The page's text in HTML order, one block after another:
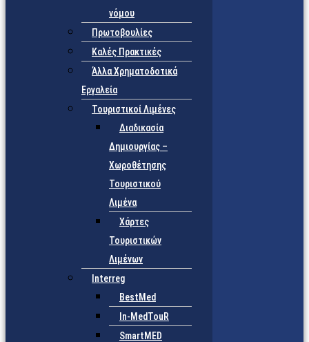
νόμου
Πρωτοβουλίες
Καλές Πρακτικές
Άλλα Χρηματοδοτικά
Εργαλεία
Τουριστικοί Λιμένες
Διαδικασία
Δημιουργίας –
Χωροθέτησης
Τουριστικού
Λιμένα
Χάρτες
Τουριστικών
Λιμένων
Interreg
BestMed
In-MedTouR
SmartMED